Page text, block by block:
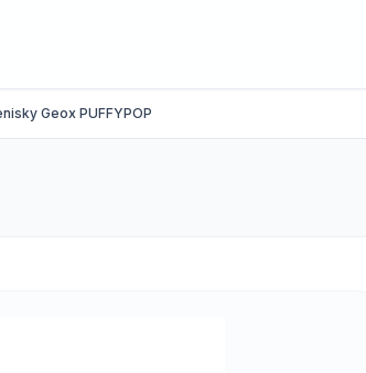
Geox PUFFYPOP